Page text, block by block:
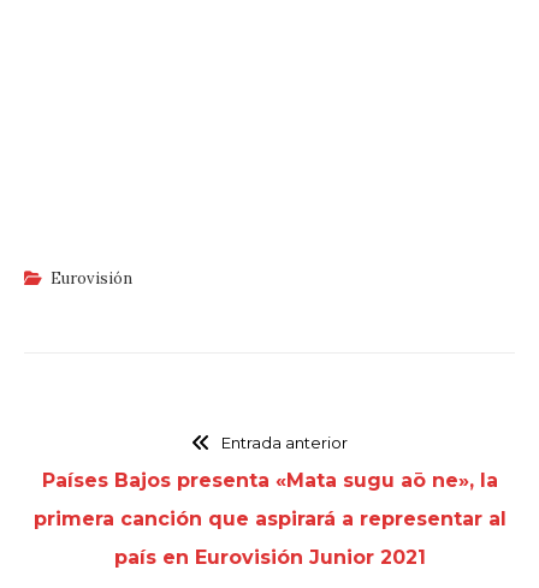
Eurovisión
Entrada anterior
Países Bajos presenta «Mata sugu aō ne», la
primera canción que aspirará a representar al
país en Eurovisión Junior 2021